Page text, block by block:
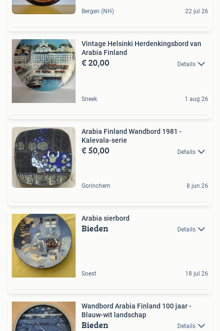
Bergen (NH) 22 jul 26
Vintage Helsinki Herdenkingsbord van
Arabia Finland
€ 20,00 Details
Sneek 1 aug 26
Arabia Finland Wandbord 1981 -
Kalevala-serie
€ 50,00 Details
Gorinchem 8 jun 26
Arabia sierbord
Bieden Details
Soest 18 jul 26
Wandbord Arabia Finland 100 jaar -
Blauw-wit landschap
Bieden Details